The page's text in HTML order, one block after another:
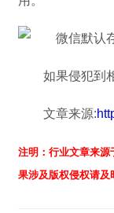
如果侵犯到
文章来源:
注明：行业文章来源
果涉及版权侵权请及